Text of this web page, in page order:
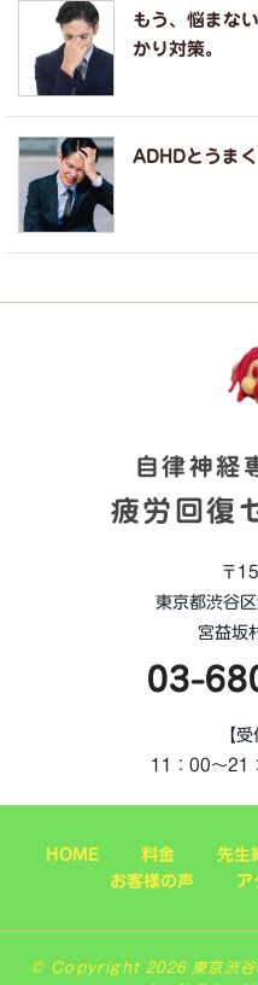
もう、悩まな
かり対策。
ADHDとうま
自律神経
疲労回復
〒
東京都渋谷
宮益坂
03-
【
11：00～21
HOME 料金 先生
お客様の声
ア
© Copyright 2026 東京渋谷